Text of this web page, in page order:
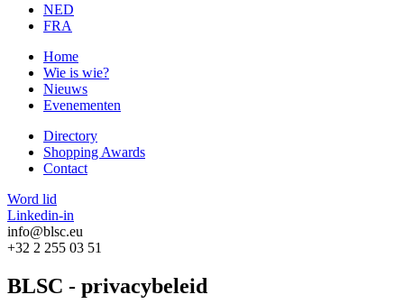
NED
FRA
Home
Wie is wie?
Nieuws
Evenementen
Directory
Shopping Awards
Contact
Word lid
Linkedin-in
info@blsc.eu
+32 2 255 03 51
BLSC - privacybeleid